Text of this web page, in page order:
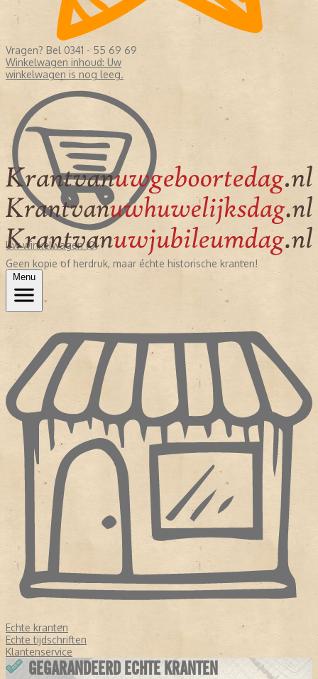
Vragen? Bel 0341 - 55 69 69
Winkelwagen inhoud: Uw
winkelwagen is nog leeg.
Uw winkelwagen (0)
Geen kopie of herdruk, maar échte historische kranten!
Menu
Echte kranten
Echte tijdschriften
Klantenservice
GEGARANDEERD ECHTE KRANTEN